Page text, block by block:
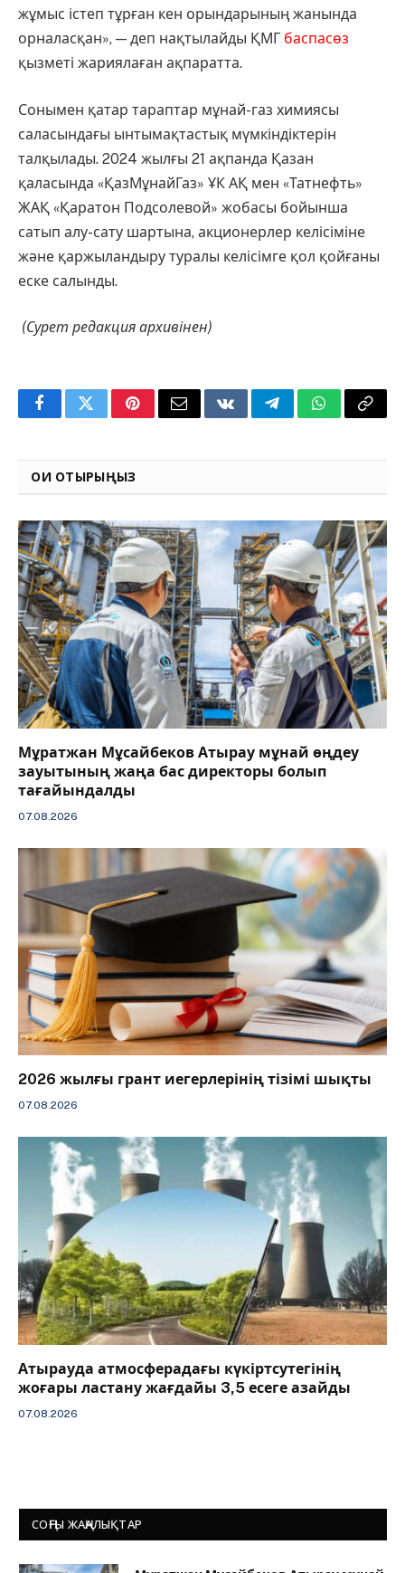
жұмыс істеп тұрған кен орындарының жанында
орналасқан», — деп нақтылайды ҚМГ баспасөз
қызметі жариялаған ақпаратта.
Сонымен қатар тараптар мұнай-газ химиясы
саласындағы ынтымақтастық мүмкіндіктерін
талқылады. 2024 жылғы 21 ақпанда Қазан
қаласында «ҚазМұнайГаз» ҰК АҚ мен «Татнефть»
ЖАҚ «Қаратон Подсолевой» жобасы бойынша
сатып алу-сату шартына, акционерлер келісіміне
және қаржыландыру туралы келісімге қол қойғаны
еске салынды.
(Сурет редакция архивінен)
FacebookTwitterPinterestEmail VKontakteTelegramWhatsApp
Copy
ОҚИ ОТЫРЫҢЫЗ
Мұратжан Мұсайбеков Атырау мұнай өңдеу
зауытының жаңа бас директоры болып
тағайындалды
07.08.2026
2026 жылғы грант иегерлерінің тізімі шықты
07.08.2026
Атырауда атмосферадағы күкіртсутегінің
жоғары ластану жағдайы 3,5 есеге азайды
07.08.2026
СОҢҒЫ ЖАҢАЛЫҚТАР